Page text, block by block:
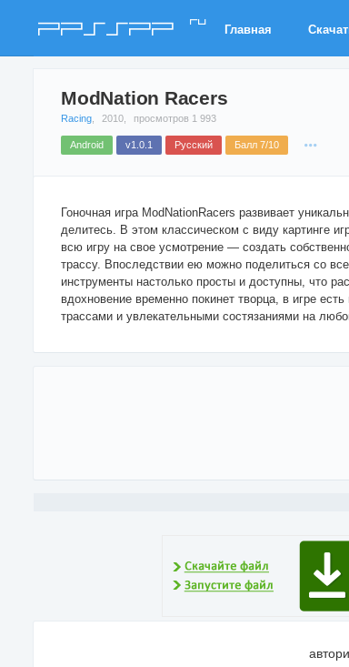
PPSSPP ru
Главная
ModNation Racers
Racing 2010, просмотров 1 993
Android v1.0.1 Русский Балл 7/10
Гоночная игра ModNationRacers развивает
делитесь. В этом классическом с виду картинге
всю игру на свое усмотрение — создать
трассу. Впоследствии ею можно поделиться со
инструменты настолько просты и доступны, что
вдохновение временно покинет творца, в игре
трассами и увлекательными состязаниями на